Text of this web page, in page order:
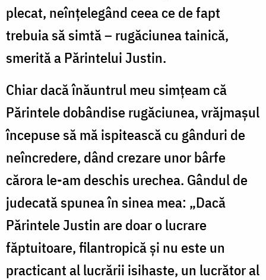
plecat, neînțelegând ceea ce de fapt
trebuia să simtă – rugăciunea tainică,
smerită a Părintelui Justin.
Chiar dacă înăuntrul meu simțeam că
Părintele dobândise rugăciunea, vrăjmașul
începuse să mă ispitească cu gânduri de
neîncredere, dând crezare unor bârfe
cărora le-am deschis urechea. Gândul de
judecată spunea în sinea mea: „Dacă
Părintele Justin are doar o lucrare
făptuitoare, filantropică și nu este un
practicant al lucrării isihaste, un lucrător al